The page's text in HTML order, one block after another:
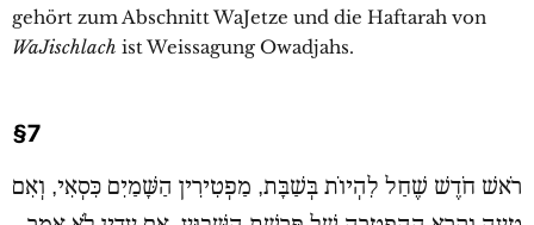
gehört zum Abschnitt WaJetze und die Haftarah von
WaJischlach ist Weissagung Owadjahs.
§7
רֹאשׁ חֹדֶשׁ שֶׁחַל לִהְיוֹת בְּשַׁבָּת, מַפְטִירִין הַשָּׁמַיִם כִּסְאִי, וְאִם